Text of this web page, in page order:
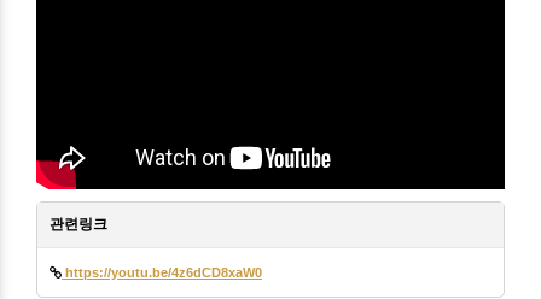
관련링크
https://youtu.be/4z6dCD8xaW0